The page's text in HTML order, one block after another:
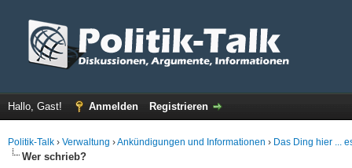
Hallo, Gast! Anmelden Registrieren
Politik-Talk › Verwaltung ›Ankündigungen und Informationen › Das Ding hier ...
Wer schrieb?